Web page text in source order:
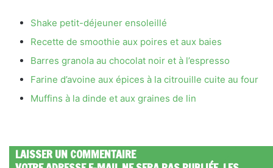
Shake petit-déjeuner ensoleillé
Recette de smoothie aux poires et aux baies
Barres granola au chocolat noir et à l’espresso
Farine d’avoine aux épices à la citrouille cuite au four
Muffins à la dinde et aux graines de lin
LAISSER UN COMMENTAIRE